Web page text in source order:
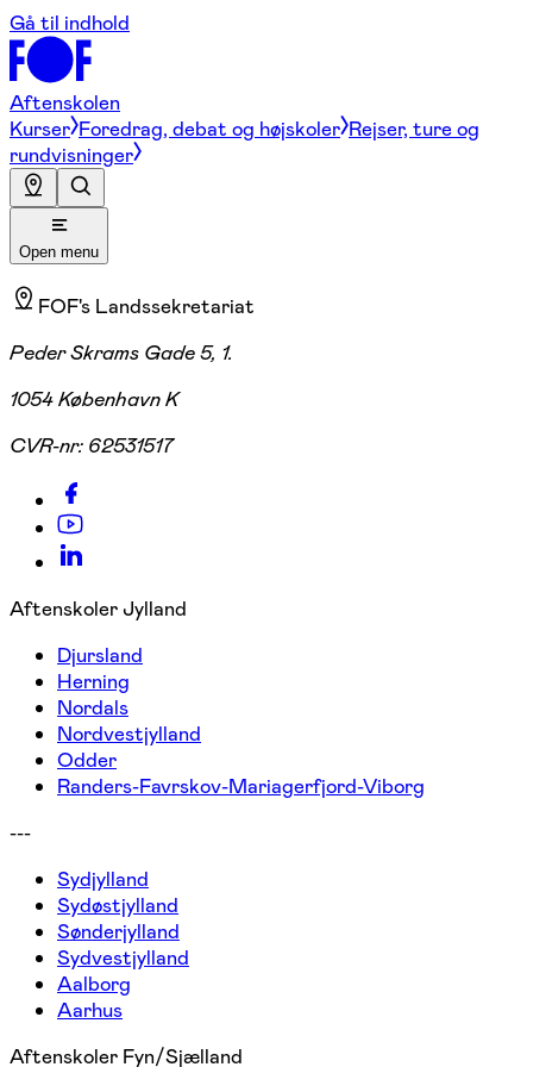
Gå til indhold
Aftenskolen
Kurser Foredrag, debat og højskoler Rejser, ture og
rundvisninger
Open menu
FOF's Landssekretariat
Peder Skrams Gade 5, 1.
1054 København K
CVR-nr: 62531517
Aftenskoler Jylland
Djursland
Herning
Nordals
Nordvestjylland
Odder
Randers-Favrskov-Mariagerfjord-Viborg
---
Sydjylland
Sydøstjylland
Sønderjylland
Sydvestjylland
Aalborg
Aarhus
Aftenskoler Fyn/Sjælland